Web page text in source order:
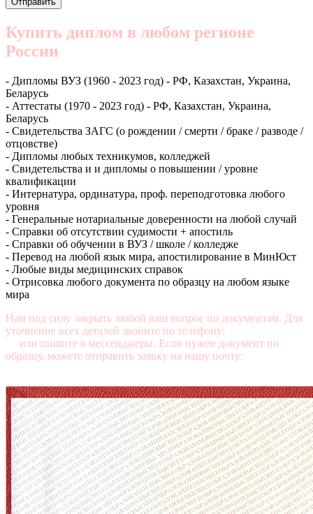
Купить диплом в любом регионе
России
- Дипломы ВУЗ (1960 - 2023 год) - РФ, Казахстан, Украина,
Беларусь
- Аттестаты (1970 - 2023 год) - РФ, Казахстан, Украина,
Беларусь
- Свидетельства ЗАГС (о рождении / смерти / браке / разводе /
отцовстве)
- Дипломы любых техникумов, колледжей
- Свидетельства и и дипломы о повышении / уровне
квалификации
- Интернатура, ординатура, проф. переподготовка любого
уровня
- Генеральные нотариальные доверенности на любой случай
- Справки об отсутствии судимости + апостиль
- Справки об обучении в ВУЗ / школе / колледже
- Перевод на любой язык мира, апостилирование в МинЮст
- Любые виды медицинских справок
- Отрисовка любого документа по образцу на любом языке
мира
Нам под силу закрыть любой ваш вопрос по документам. Для
уточнение всех деталей звоните по телефону:
или пишите в мессенджеры. Если нужен документ по
образцу, можете отправить заявку на нашу почту: